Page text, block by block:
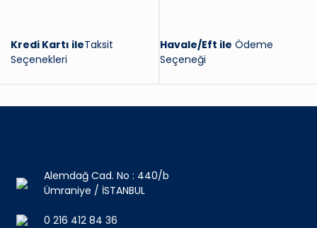
Kredi Kartı ileTaksit
Seçenekleri
Havale/Eft ile Ödeme
Seçeneği
Alemdağ Cad. No : 440/b
Ümraniye / İSTANBUL
0 216 412 84 36